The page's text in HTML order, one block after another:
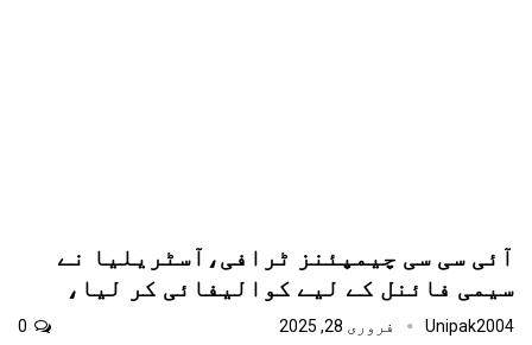
آئی سی سی چیمپئنز ٹرافی،آسٹریلیا نے
سیمی فائنل کے لیے کوالیفائی کر لیا،
Unipak2004 فروری 28, 2025